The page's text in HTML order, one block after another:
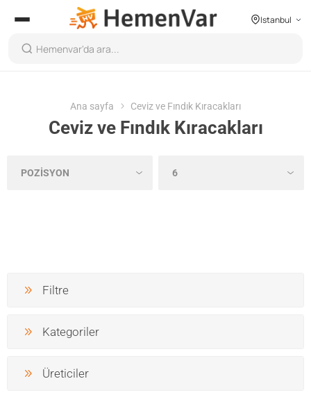
Istanbul
Ana sayfa Ceviz ve Fındık Kıracakları
Ceviz ve Fındık Kıracakları
Filtre
Kategoriler
Üreticiler